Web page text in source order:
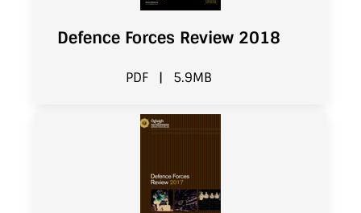
Defence Forces Review 2018
PDF | 5.9MB